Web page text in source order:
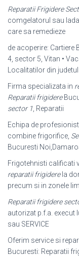
Reparatii Frigidere
comgelatorul sau
care sa remedieze
de acoperire: Cartiere
4, sector 5, Vitan •
Localitatilor din judetul
Firma specializata in
Reparatii frigidere
sector 1, Reparatii
Echipa de
combine frigorifice,
Bucuresti
Frigotehnisti calificati
reparatii frigiderela
precum si in zonele
Reparatii frigidere
autorizat p.f.a. execut
sau SERVICE
Oferim service si
Bucuresti: Reparatii